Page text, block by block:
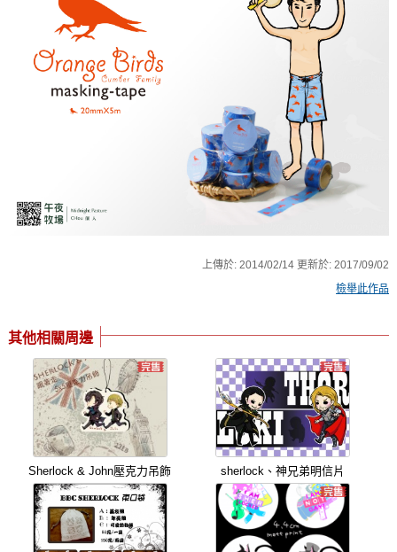
上傳於:2014/02/14 更新於:2017/09/02
檢舉此作品
其他相關周邊
Sherlock & John壓克力吊飾 sherlock、神兄弟明信片